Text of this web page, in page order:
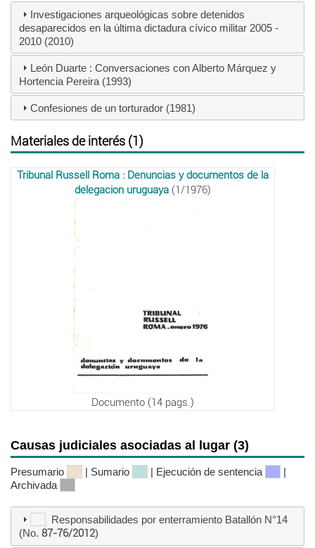
Investigaciones arqueológicas sobre detenidos
desaparecidos en la última dictadura cívico militar 2005 -
2010 (2010)
León Duarte : Conversaciones con Alberto Márquez y
Hortencia Pereira (1993)
Confesiones de un torturador (1981)
Materiales de interés (1)
Tribunal Russell Roma : Denuncias y documentos de la
delegacion uruguaya (1/1976)
Documento (14 pags.)
Causas judiciales asociadas al lugar (3)
Presumario | Sumario | Ejecución de sentencia
Archivada
Responsabilidades por enterramiento Batallón N°14
(No. 87-76/2012)